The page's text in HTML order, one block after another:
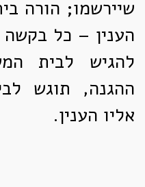
שיירשמו; הורה
הענין – כל
להגיש לבית
ההגנה, תוגש
אליו הענין.